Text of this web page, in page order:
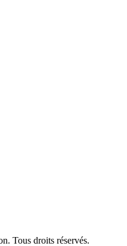
Tous droits réservés.